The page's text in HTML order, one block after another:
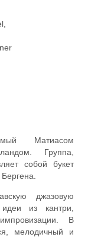
Матиасом
Группа,
собой букет
джазовую
из кантри,
В
мелодичный и